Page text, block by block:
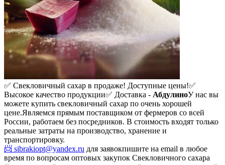
✅ Свекловичный сахар в продаже! Доступные цены!✅
Высокое качество продукции✅ Доставка - АбдулиноУ нас вы
можете купить свекловичный сахар по очень хорошей
цене.Являемся прямым поставщиком от фермеров со всей
России, работаем без посредников. В стоимость входят только
реальные затраты на производство, хранение и
транспортировку.
📨 sibrakiopt@yandex.ru для заявокпишите на email в любое
время по вопросам оптовых закупок Свекловичного сахара